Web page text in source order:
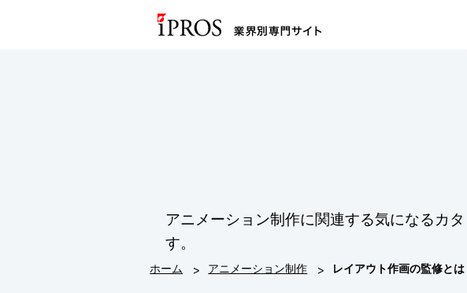
アニメーション制作に関連する気になるカ
す。
ホーム > アニメーション制作 > レイアウト作画の監修と